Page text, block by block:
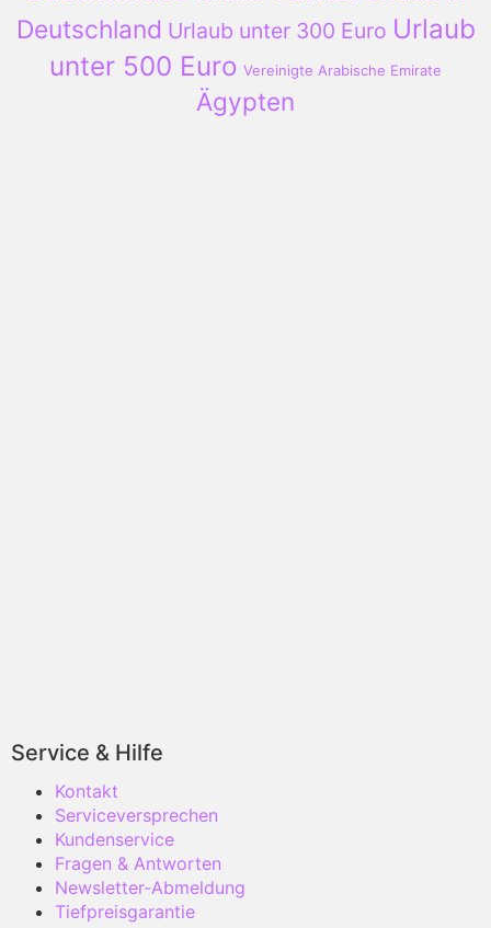
Deutschland Urlaub unter 300 Euro Urlaub
unter 500 Euro Vereinigte Arabische Emirate
Ägypten
Service & Hilfe
Kontakt
Serviceversprechen
Kundenservice
Fragen & Antworten
Newsletter-Abmeldung
Tiefpreisgarantie